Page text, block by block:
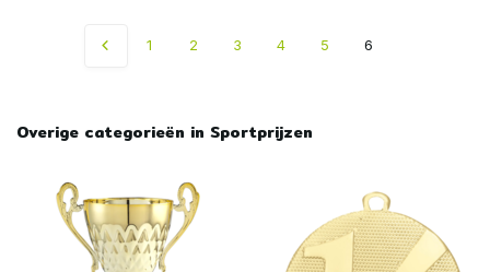
1 2 3 4 5 6
Overige categorieën in Sportprijzen